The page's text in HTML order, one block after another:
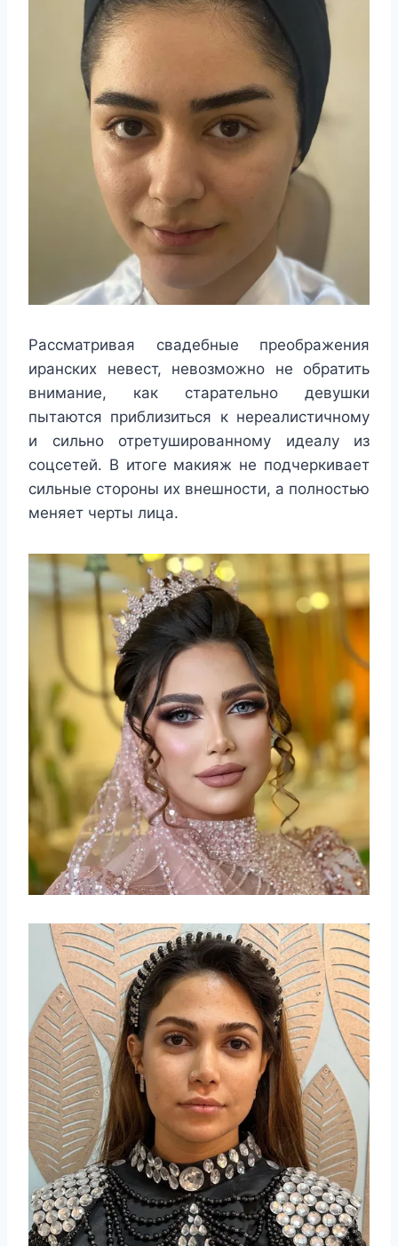
Рассматривая свадебные преображения
иранских невест, невозможно не обратить
внимание, как старательно девушки
пытаются приблизиться к нереалистичному
и сильно отретушированному идеалу из
соцсетей. В итоге макияж не подчеркивает
сильные стороны их внешности, а полностью
меняет черты лица.